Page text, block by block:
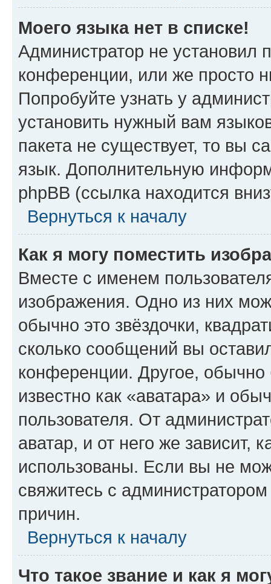
Моего языка нет в списке!
Администратор не установил
конференции, или же просто
Попробуйте узнать у
установить нужный вам
пакета не существует, то вы
язык. Дополнительную
phpBB (ссылка находится
Вернуться к началу
Как я могу поместить
Вместе с именем
изображения. Одно из них
обычно это звёздочки,
сколько сообщений вы
конференции. Другое,
известно как «аватара» и
пользователя. От
аватар, и от него же зависит,
использованы. Если вы не
свяжитесь с
причин.
Вернуться к началу
Что такое звание и как я